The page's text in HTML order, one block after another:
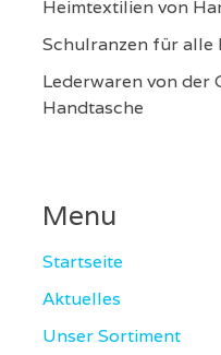
Heimtextilien von
Schulranzen für alle
Lederwaren von der
Handtasche
Menu
Startseite
Aktuelles
Unser Sortiment